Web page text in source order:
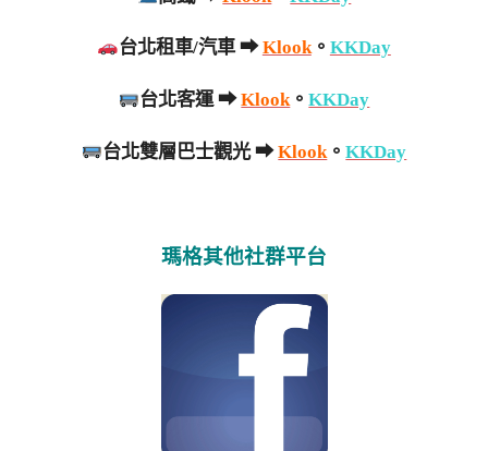
台北租車/汽車 ➡Klook。 KKDay
台北客運 ➡Klook。KKDay
台北雙層巴士觀光 ➡Klook 。KKDay
瑪格其他社群平台